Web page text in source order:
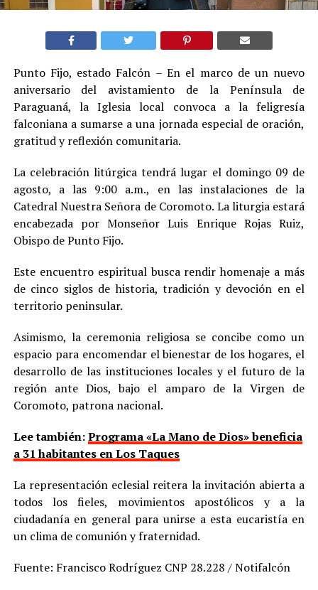
Punto Fijo, estado Falcón – En el marco de un nuevo
aniversario del avistamiento de la Península de
Paraguaná, la Iglesia local convoca a la feligresía
falconiana a sumarse a una jornada especial de oración,
gratitud y reflexión comunitaria.
La celebración litúrgica tendrá lugar el domingo 09 de
agosto, a las 9:00 a.m., en las instalaciones de la
Catedral Nuestra Señora de Coromoto. La liturgia estará
encabezada por Monseñor Luis Enrique Rojas Ruiz,
Obispo de Punto Fijo.
Este encuentro espiritual busca rendir homenaje a más
de cinco siglos de historia, tradición y devoción en el
territorio peninsular.
Asimismo, la ceremonia religiosa se concibe como un
espacio para encomendar el bienestar de los hogares, el
desarrollo de las instituciones locales y el futuro de la
región ante Dios, bajo el amparo de la Virgen de
Coromoto, patrona nacional.
Lee también:Programa «La Mano de Dios» beneficia
a 31 habitantes en Los Taques
La representación eclesial reitera la invitación abierta a
todos los fieles, movimientos apostólicos y a la
ciudadanía en general para unirse a esta eucaristía en
un clima de comunión y fraternidad.
Fuente: Francisco Rodríguez CNP 28.228 / Notifalcón